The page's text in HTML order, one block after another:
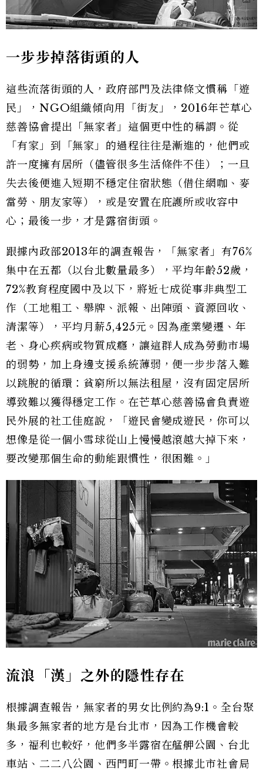
一步步掉落街頭的人
這些流落街頭的人，政府部門及法律條文慣稱「遊
民」，NGO組織傾向用「街友」，2016年芒草心
慈善協會提出「無家者」這個更中性的稱謂。從
「有家」到「無家」的過程往往是漸進的，他們或
許一度擁有居所（儘管很多生活條件不佳）；一旦
失去後便進入短期不穩定住宿狀態（借住網咖、麥
當勞、朋友家等），或是安置在庇護所或收容中
心；最後一步，才是露宿街頭。
跟據內政部2013年的調查報告，「無家者」有76%
集中在五都（以台北數量最多），平均年齡52歲，
72%教育程度國中及以下，將近七成從事非典型工
作（工地粗工、舉牌、派報、出陣頭、資源回收、
清潔等），平均月薪5,425元。因為產業變遷、年
老、身心疾病或物質成癮，讓這群人成為勞動市場
的弱勢，加上身邊支援系統薄弱，便一步步落入難
以跳脫的循環：貧窮所以無法租屋，沒有固定居所
導致難以獲得穩定工作。在芒草心慈善協會負責遊
民外展的社工佳庭說，「遊民會變成遊民，你可以
想像是從一個小雪球從山上慢慢越滾越大掉下來，
要改變那個生命的動能跟慣性，很困難。」
流浪「漢」之外的隱性存在
根據調查報告，無家者的男女比例約為9:1。全台聚
集最多無家者的地方是台北市，因為工作機會較
多，福利也較好，他們多半露宿在艋舺公園、台北
車站、二二八公園、西門町一帶。根據北市社會局